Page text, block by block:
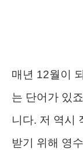
매년 12월이
는 단어가 있
니다. 저 역시
받기 위해 영